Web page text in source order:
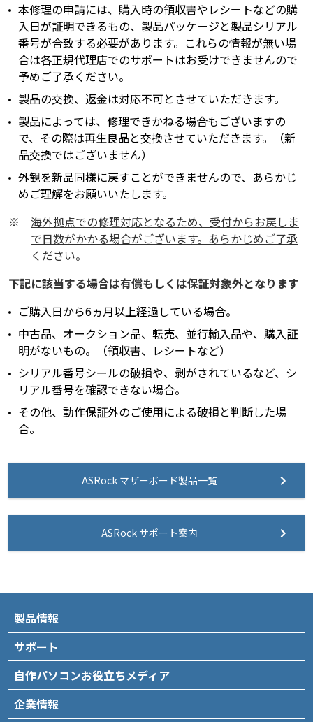
本修理の申請には、購入時の領収書やレシートなどの購
入日が証明できるもの、製品パッケージと製品シリアル
番号が合致する必要があります。これらの情報が無い場
合は各正規代理店でのサポートはお受けできませんので
予めご了承ください。
製品の交換、返金は対応不可とさせていただきます。
製品によっては、修理できかねる場合もございますの
で、その際は再生良品と交換させていただきます。（新
品交換ではございません）
外観を新品同様に戻すことができませんので、あらかじ
めご理解をお願いいたします。
※
海外拠点での修理対応となるため、受付からお戻しま
で日数がかかる場合がございます。あらかじめご了承
ください。
下記に該当する場合は有償もしくは保証対象外となります
ご購入日から6ヵ月以上経過している場合。
中古品、オークション品、転売、並行輸入品や、購入証
明がないもの。（領収書、レシートなど）
シリアル番号シールの破損や、剥がされているなど、シ
リアル番号を確認できない場合。
その他、動作保証外のご使用による破損と判断した場
合。
ASRock マザーボード製品一覧
ASRock サポート案内
製品情報
サポート
自作パソコンお役立ちメディア
企業情報